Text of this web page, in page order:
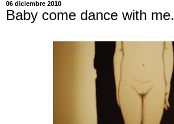
06 diciembre 2010
Baby come dance with me.